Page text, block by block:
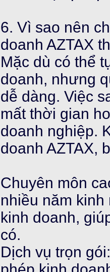
6. Vì sao nên
doanh AZTAX
Mặc dù có thể
doanh, nhưng
dễ dàng. Việc
mất thời gian
doanh nghiệp.
doanh AZTAX,
Chuyên môn
nhiều năm
kinh doanh,
có.
Dịch vụ trọn